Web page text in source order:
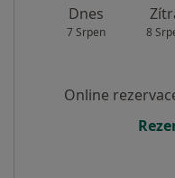
Dnes
7 Srpen 8
Online